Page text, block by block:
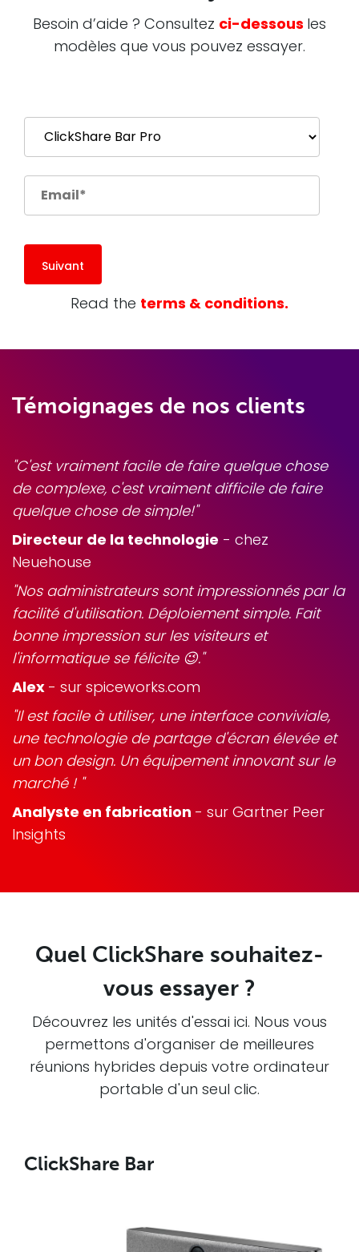
Besoin d’aide ? Consultez ci-dessous les
modèles que vous pouvez essayer.
Suivant
Read the terms & conditions.
Témoignages de nos clients
"C'est vraiment facile de faire quelque chose
de complexe, c'est vraiment difficile de faire
quelque chose de simple!"
Directeur de la technologie - chez
Neuehouse
"Nos administrateurs sont impressionnés par la
facilité d'utilisation. Déploiement simple. Fait
bonne impression sur les visiteurs et
l'informatique se félicite 😉."
Alex - sur spiceworks.com
"Il est facile à utiliser, une interface conviviale,
une technologie de partage d'écran élevée et
un bon design. Un équipement innovant sur le
marché ! "
Analyste en fabrication - sur Gartner Peer
Insights
Quel ClickShare souhaitez-
vous essayer ?
Découvrez les unités d'essai ici. Nous vous
permettons d'organiser de meilleures
réunions hybrides depuis votre ordinateur
portable d'un seul clic.
ClickShare Bar